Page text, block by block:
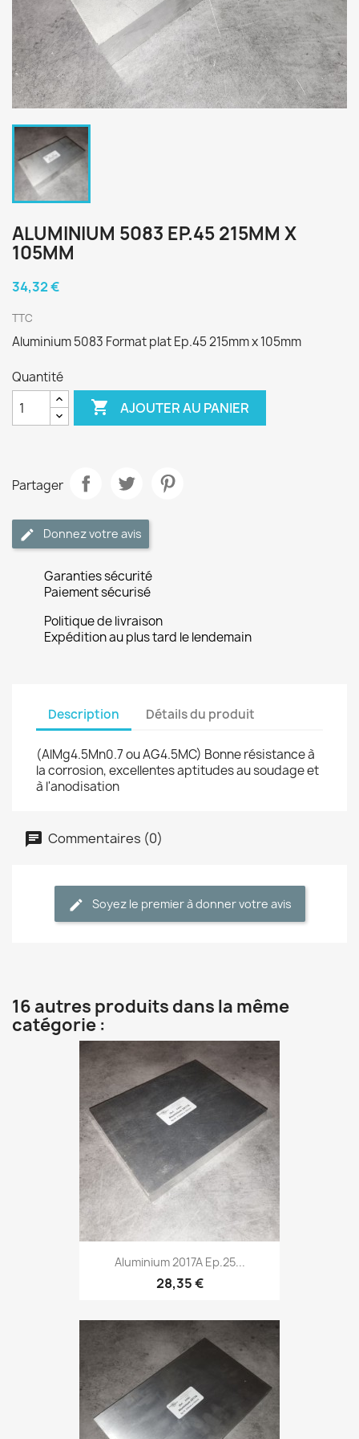
ALUMINIUM 5083 EP.45 215MM X
105MM
34,32 €
TTC
Aluminium 5083 Format plat Ep.45 215mm x 105mm
Quantité
 AJOUTER AU PANIER
Partager
Donnez votre avis
Garanties sécurité
Paiement sécurisé
Politique de livraison
Expédition au plus tard le lendemain
Description Détails du produit
(AlMg4.5Mn0.7 ou AG4.5MC) Bonne résistance à
la corrosion, excellentes aptitudes au soudage et
à l'anodisation
Commentaires (0)
Soyez le premier à donner votre avis
16 autres produits dans la même
catégorie :
Aluminium 2017A Ep.25...
28,35 €